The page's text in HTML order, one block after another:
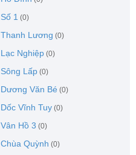
Số 1 (0)
Thanh Lương (0)
Lạc Nghiệp (0)
Sông Lấp (0)
Dương Văn Bé (0)
Dốc Vĩnh Tuy (0)
Vân Hồ 3 (0)
Chùa Quỳnh (0)